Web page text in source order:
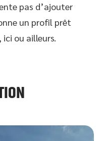
pas d’ajouter
un profil prêt
ou ailleurs.